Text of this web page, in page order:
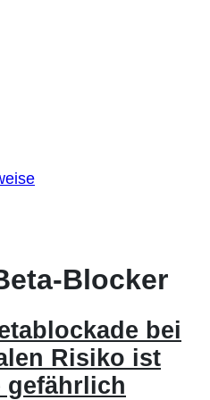
Blocker
bei
Risiko ist
gefährlich